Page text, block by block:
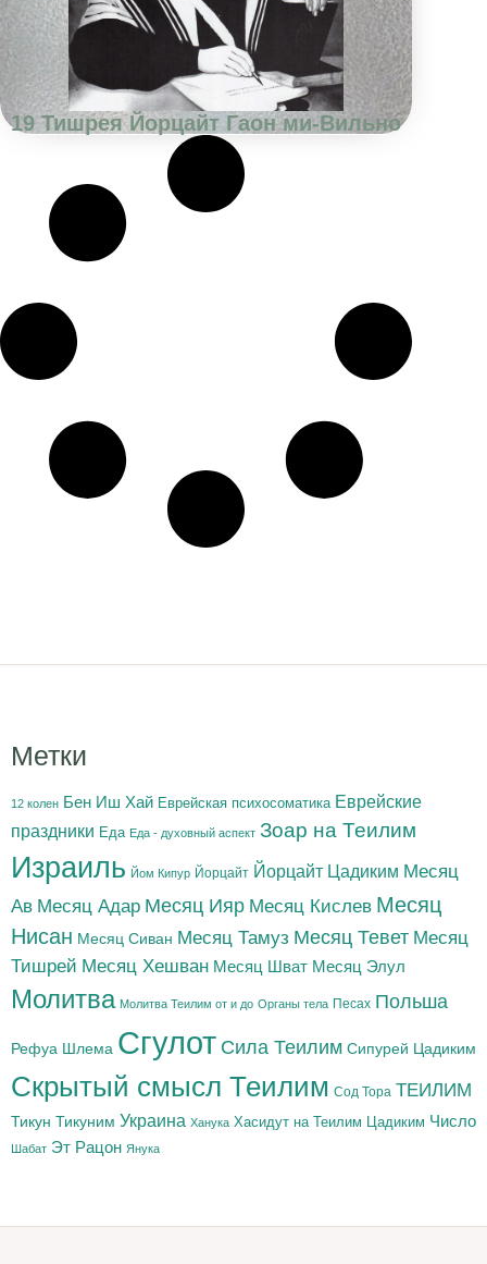
19 Тишрея Йорцайт Гаон ми-Вильно
Метки
12 колен Бен Иш Хай Еврейская психосоматика Еврейские
праздники Еда Еда - духовный аспект Зоар на Теилим
Израиль Йом Кипур Йорцайт Йорцайт Цадиким Месяц
Ав Месяц Адар Месяц Ияр Месяц Кислев Месяц
Нисан Месяц Сиван Месяц Тамуз Месяц Тевет Месяц
Тишрей Месяц Хешван Месяц Шват Месяц Элул
Молитва Молитва Теилим от и до Органы тела Песах Польша
Рефуа Шлема Сгулот Сила Теилим Сипурей Цадиким
Скрытый смысл Теилим Сод Тора ТЕИЛИМ
Тикун Тикуним Украина Ханука Хасидут на Теилим Цадиким Число
Шабат Эт Рацон Янука